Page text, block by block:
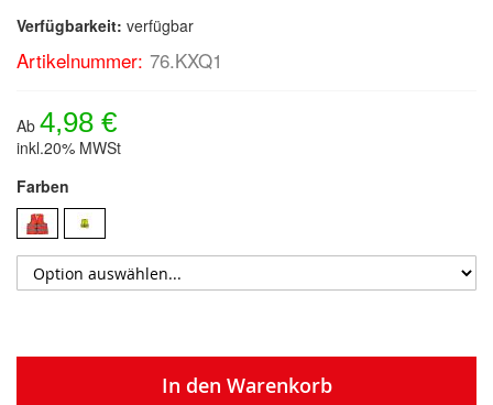
Verfügbarkeit: verfügbar
Artikelnummer: 76.KXQ1
Ab 4,98 €
inkl.20% MWSt
Farben
In den Warenkorb